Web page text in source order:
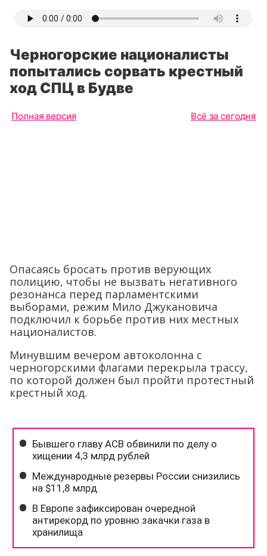
Черногорские националисты
попытались сорвать крестный
ход СПЦ в Будве
Полная версия Всё за сегодня
Опасаясь бросать против верующих
полицию, чтобы не вызвать негативного
резонанса перед парламентскими
выборами, режим Мило Джукановича
подключил к борьбе против них местных
националистов.
Минувшим вечером автоколонна с
черногорскими флагами перекрыла трассу,
по которой должен был пройти протестный
крестный ход.